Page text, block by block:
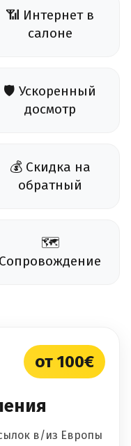
📶 Интернет в
салоне
🛡️ Ускоренный
досмотр
💰 Скидка на
обратный
🗺️
Сопровождение
от 100€
в/из Европы